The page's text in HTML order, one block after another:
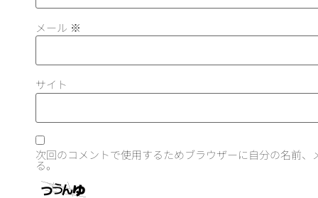
メール ※
サイト
次回のコメントで使用するためブラウザーに自分の名前、
る。